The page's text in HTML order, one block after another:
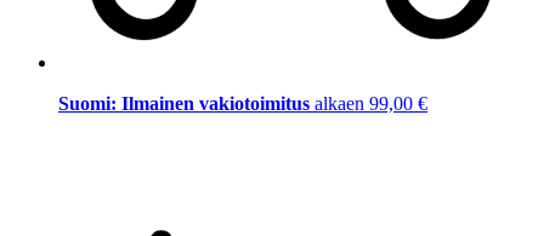
Suomi: Ilmainen vakiotoimitus alkaen 99,00 €